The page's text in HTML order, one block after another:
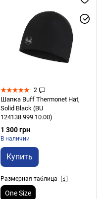
2
Шапка Buff Thermonet Hat,
Solid Black (BU
124138.999.10.00)
1 300 грн
В наличии
Купить
Размерная таблица
One Size